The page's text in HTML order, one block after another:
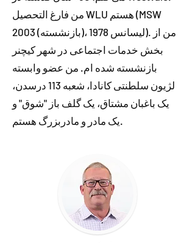
من فارغ التحصیل WLU هستم (MSW
2003 (بازنشسته)، لیسانس 1978). من از
بخش خدمات اجتماعی در شهر کیچنر
بازنشسته شده ام. من عضو وابسته
لژیون سلطنتی کانادا، شعبه 113 درسدن،
یک باغبان مشتاق، یک گلف باز "شوق" و
یک مادر و مادربزرگ هستم.